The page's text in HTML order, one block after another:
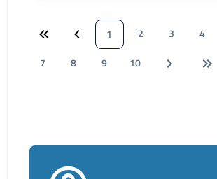
1 2 3 4
7
8 9 10